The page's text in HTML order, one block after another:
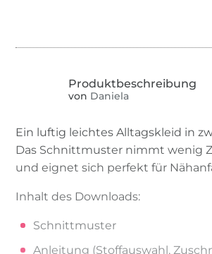
von Daniela
Ein luftig leichtes Alltagskleid in
Das Schnittmuster nimmt wenig
und eignet sich perfekt für
Inhalt des Downloads:
Schnittmuster
Anleitung (Stoffauswahl,